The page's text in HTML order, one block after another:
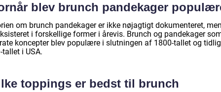
blev brunch pandekager
om brunch pandekager er ikke nøjagtigt dokumenteret,
i forskellige former i årevis. Brunch og pandekager
koncepter blev populære i slutningen af 1800-tallet og
tallet i USA.
toppings er bedst til brunch